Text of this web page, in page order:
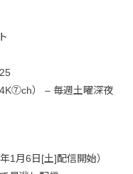
） – 毎週土曜深夜
1月6日[土]配信開始）